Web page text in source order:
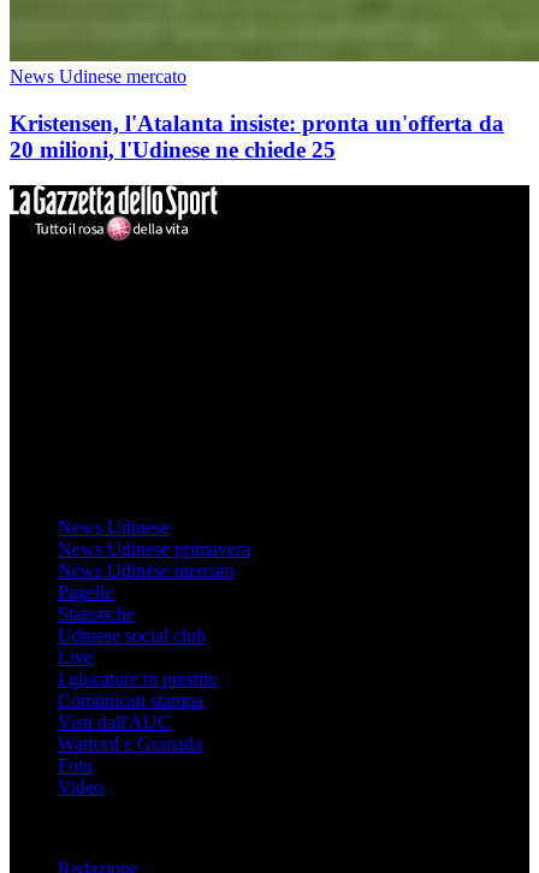
News Udinese mercato
Kristensen, l'Atalanta insiste: pronta un'offerta da
20 milioni, l'Udinese ne chiede 25
News Udinese
News Udinese primavera
News Udinese mercato
Pagelle
Statistiche
Udinese social club
Live
I giocatore in prestito
Comunicati stampa
Visti dall'AUC
Watford e Granada
Foto
Video